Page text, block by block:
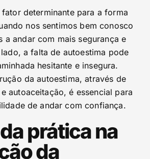
determinante para a forma
nos sentimos bem conosco
a andar com mais segurança e
a falta de autoestima pode
hesitante e insegura.
da autoestima, através de
autoaceitação, é essencial para
de andar com confiança.
prática na
da